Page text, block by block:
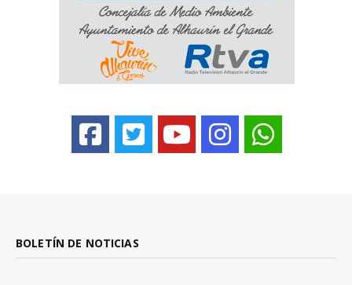
BOLETÍN DE NOTICIAS